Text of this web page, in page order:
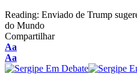
Reading: Enviado de Trump
do Mundo
Compartilhar
Aa
Aa